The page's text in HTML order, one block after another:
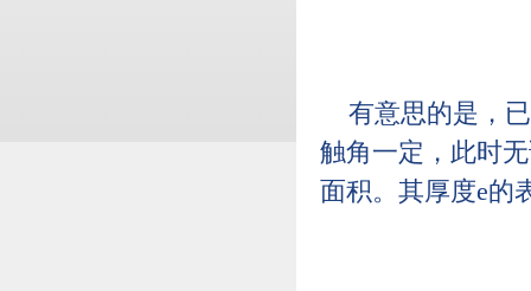
有意思的是，
触角一定，此时
面积。其厚度e的